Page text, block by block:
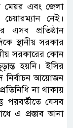
মেয়র এবং জেলা
নেই।
এসব প্রতিষ্ঠান
স্থানীয় সরকার
সরকারের কোন
হয়নি। ইসির
নির্বাচন আয়োজন
না থাকায়
পরবর্তীতে যেসব
এ প্রস্তাব আনা